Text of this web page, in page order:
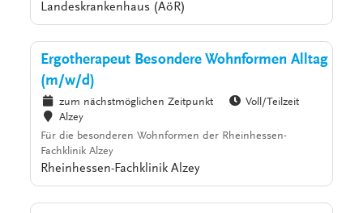
Landeskrankenhaus (AöR)
Ergotherapeut Besondere Wohnformen Alltag
(m/w/d)
zum nächstmöglichen Zeitpunkt
Voll/Teilzeit
Alzey
Für die besonderen Wohnformen der Rheinhessen-
Fachklinik Alzey
Rheinhessen-Fachklinik Alzey